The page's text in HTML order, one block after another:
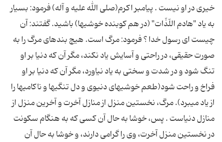
خیرى در او نیست . پیامبر اکرم(صلی الله علیه و آله) فرمود: بسیار
به یاد "هادم اللّذّات" (در هم كوبنده خوشى‎ها) باشید. گفتند: آن
چیست اى رسول خدا ؟ فرمود: مرگ است. هیچ بنده‎اى مرگ را به
صورت حقیقی، در راحتى و آسایش یاد نكند، مگر آن كه دنیا بر او
تنگ شود و در شدت و سختى به یاد نیاورد، مگر آن كه دنیا بر او
فراخ و راحت شود(طعم خوشى‎هاى دنیوى و دل تنگى‎ها و ناكامى‎ها را
از یاد مى‎برد). مرگ، نخستین منزل از منازل آخرت و آخرین منزل از
منازل دنیاست . پس، خوشا به حال آن كسى كه به هنگام سكونت
در نخستین منزل آخرت، وى را گرامى دارند، و خوشا به حال آن